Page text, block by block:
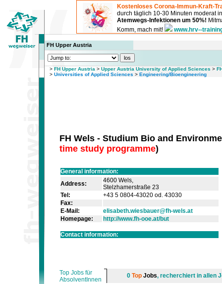
Kostenloses Corona-Immun-Kraft-
durch täglich 10-30 Minuten moderat
Atemwegs-Infektionen um 50%!
Komm, mach mit!
www.hrv--
FH Upper Austria
> FH Upper Austria > Upper Austria University of Applied Sciences >
> Universities of Applied Sciences > Engineering/Bioengineering
FH Wels - Studium Bio and
time study programme)
General information:
Address:
4600 Wels,
Stelzhamerstraße 23
Tel:
+43 5 0804-43020 od. 43030
Fax:
E-Mail:
elisabeth.wiesbauer@fh-wels.at
Homepage:
http://www.fh-ooe.at/but
Contact information:
Top Jobs für
AbsolventInnen
0 TopJobs, recherchiert in allen